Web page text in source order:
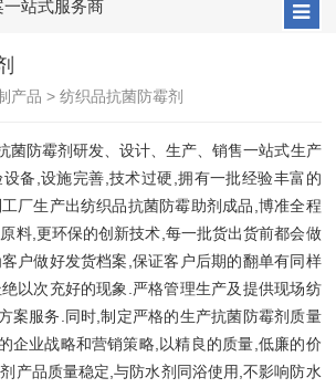
站式服务商
产品 >纺织品抗菌防霉剂
菌防霉剂研发、设计、生产、销售一站式生产
备,设施完善,技术过硬,拥有一批经验丰富的
厂生产出纺织品抗菌防霉助剂成品,博准全程
料,更环保的创新技术,每一批货出货前都会做
户做好发货档案,保证客户后期的翻单有同样
以次充好的现象.严格管理生产及提供现场纺
案服务.同时,制定严格的生产抗菌防霉剂质量
企业战略和营销策略,以精良的质量,低廉的价
产品质量稳定,与防水剂同浴使用,不影响防水